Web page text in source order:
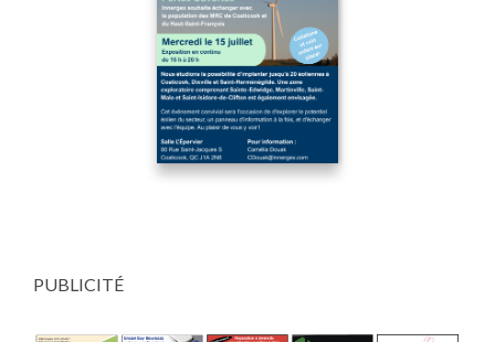
PUBLICITÉ